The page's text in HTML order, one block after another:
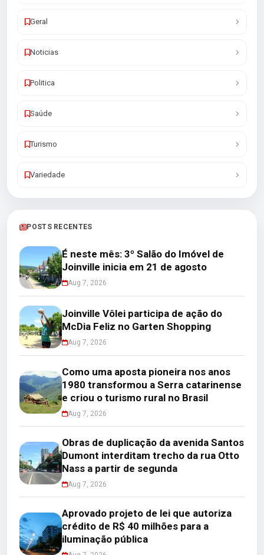
Geral
Noticias
Politica
Saúde
Turismo
Variedade
POSTS RECENTES
É neste mês: 3º Salão do Imóvel de
Joinville inicia em 21 de agosto
Aug 7, 2026
Joinville Vôlei participa de ação do
McDia Feliz no Garten Shopping
Aug 7, 2026
Como uma aposta pioneira nos anos
1980 transformou a Serra catarinense
e criou o turismo rural no Brasil
Aug 7, 2026
Obras de duplicação da avenida Santos
Dumont interditam trecho da rua Otto
Nass a partir de segunda
Aug 7, 2026
Aprovado projeto de lei que autoriza
crédito de R$ 40 milhões para a
iluminação pública